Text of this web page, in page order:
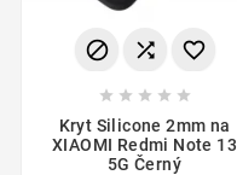
  
    
Kryt Silicone 2mm na
XIAOMI Redmi Note 13
5G Černý